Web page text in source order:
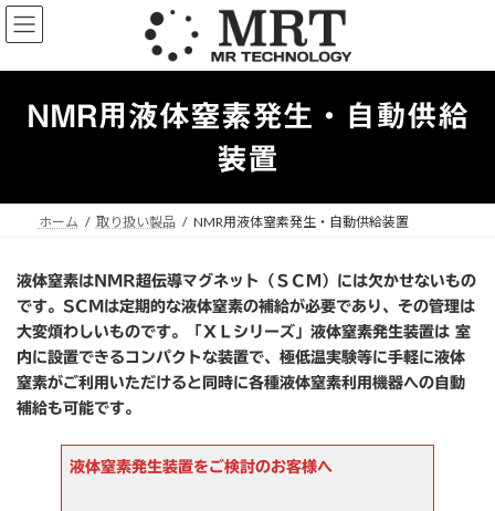
コ
ン
ン
プ
ナ
ビ
ー
動
NMR用液体窒素発生・自動供給
装置
ホーム 取り扱い製品 NMR用液体窒素発生・自動供給装置
液体窒素はNMR超伝導マグネット（ＳＣＭ）には欠かせないもの
です。SCMは定期的な液体窒素の補給が必要であり、その管理は
大変煩わしいものです。「ＸＬシリーズ」液体窒素発生装置は 室
内に設置できるコンパクトな装置で、極低温実験等に手軽に液体
窒素がご利用いただけると同時に各種液体窒素利用機器への自動
補給も可能です。
液体窒素発生装置をご検討のお客様へ